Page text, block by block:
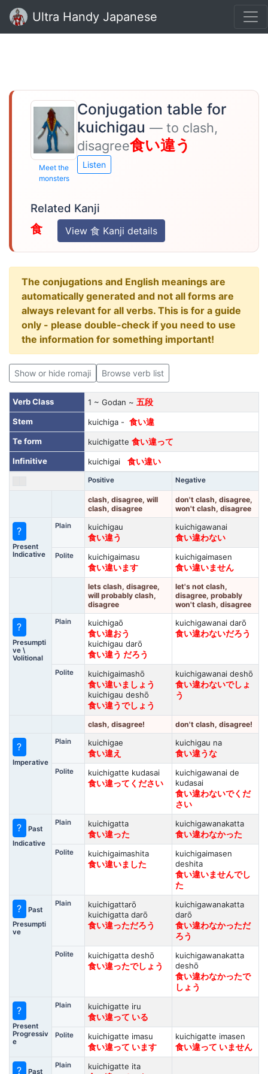
Ultra Handy Japanese
Meet the
monsters
Conjugation table for
kuichigau — to clash,
disagree食い違う
Listen
Related Kanji
食 View 食 Kanji details
The conjugations and English meanings are
automatically generated and not all forms are
always relevant for all verbs. This is for a guide
only - please double-check if you need to use
the information for something important!
Show or hide romaji Browse verb list
Verb Class 1 ~ Godan ~ 五段
Stem
kuichiga - 食い違
Te form
kuichigatte 食い違って
Infinitive
kuichigai 食い違い
Positive Negative
clash, disagree, will
clash, disagree
don't clash, disagree,
won't clash, disagree
?
Present
Indicative
Plain
kuichigau
食い違う
kuichigawanai
食い違わない
Polite
kuichigaimasu
食い違います
kuichigaimasen
食い違いません
lets clash, disagree,
will probably clash,
disagree
let's not clash,
disagree, probably
won't clash, disagree
?
Presumpti
ve \
Volitional
Plain
kuichigaō
食い違おう
kuichigau darō
食い違う だろう
kuichigawanai darō
食い違わないだろう
Polite
kuichigaimashō
食い違いましょう
kuichigau deshō
食い違うでしょう
kuichigawanai deshō
食い違わないでしょ
う
clash, disagree! don't clash, disagree!
?
Imperative
Plain
kuichigae
食い違え
kuichigau na
食い違うな
Polite
kuichigatte kudasai
食い違ってください
kuichigawanai de
kudasai
食い違わないでくだ
さい
?
Past
Indicative
Plain
kuichigatta
食い違った
kuichigawanakatta
食い違わなかった
Polite
kuichigaimashita
食い違いました
kuichigaimasen
deshita
食い違いませんでし
た
?
Past
Presumpti
ve
Plain
kuichigattarō
kuichigatta darō
食い違っただろう
kuichigawanakatta
darō
食い違わなかっただ
ろう
Polite
kuichigatta deshō
食い違ったでしょう
kuichigawanakatta
deshō
食い違わなかったで
しょう
?
Present
Progressiv
e
Plain
kuichigatte iru
食い違って いる
Polite
kuichigatte imasu
食い違って います
kuichigatte imasen
食い違って いません
? Past
Plain
kuichigatte ita